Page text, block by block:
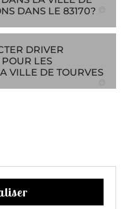
DANS LE 83170?
DRIVER
LES
VILLE DE TOURVES